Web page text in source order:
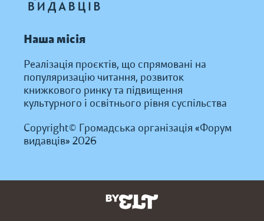
Наша місія
Реалізація проєктів, що спрямовані на
популяризацію читання, розвиток
книжкового ринку та підвищення
культурного і освітнього рівня суспільства
Copyright© Громадська організація «Форум
видавців» 2026